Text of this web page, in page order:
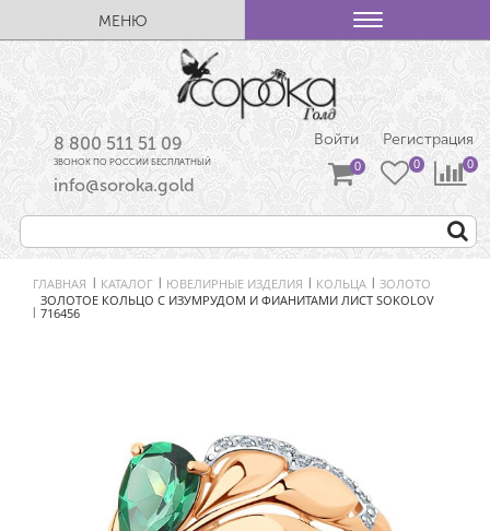
МЕНЮ
8 800 511 51 09
ЗВОНОК ПО РОССИИ БЕСПЛАТНЫЙ
info@soroka.gold
Войти Регистрация
ГЛАВНАЯ КАТАЛОГ ЮВЕЛИРНЫЕ ИЗДЕЛИЯ КОЛЬЦА ЗОЛОТО
ЗОЛОТОЕ КОЛЬЦО С ИЗУМРУДОМ И ФИАНИТАМИ ЛИСТ SOKOLOV
716456